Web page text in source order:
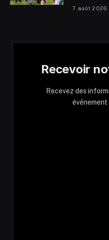
7 août 2026
Recevoir
Recevez des